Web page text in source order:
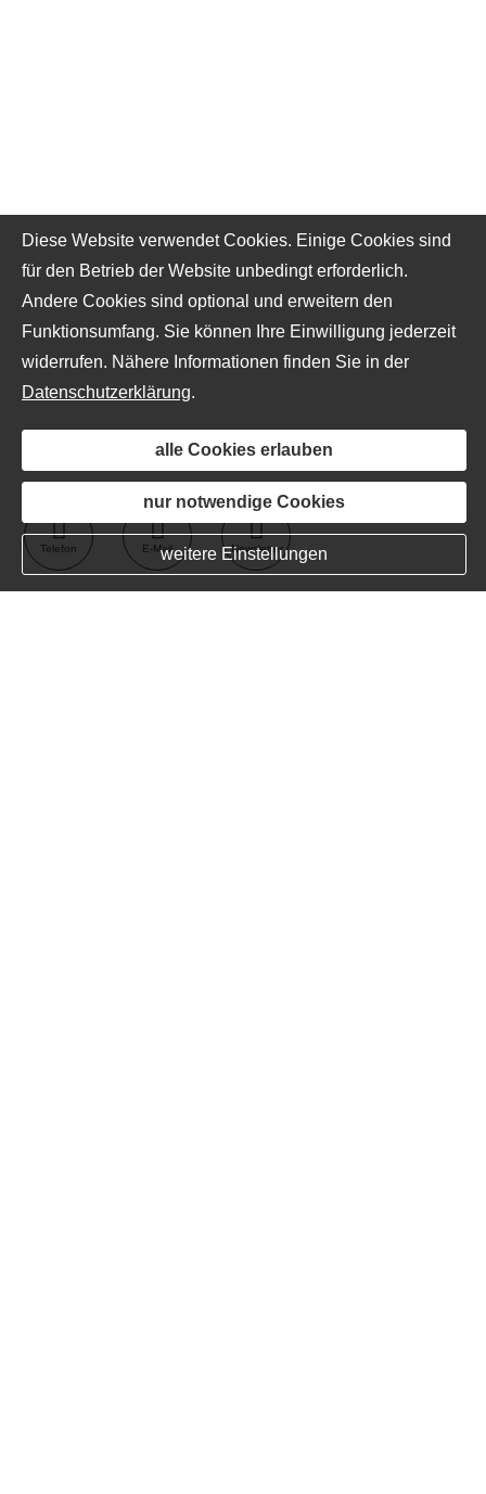
Telefon E-Mail Newsletter
Diese Website verwendet Cookies. Einige Cookies sind
für den Betrieb der Website unbedingt erforderlich.
Andere Cookies sind optional und erweitern den
Funktionsumfang. Sie können Ihre Einwilligung jederzeit
widerrufen. Nähere Informationen finden Sie in der
Datenschutzerklärung.
alle Cookies erlauben
nur notwendige Cookies
weitere Einstellungen